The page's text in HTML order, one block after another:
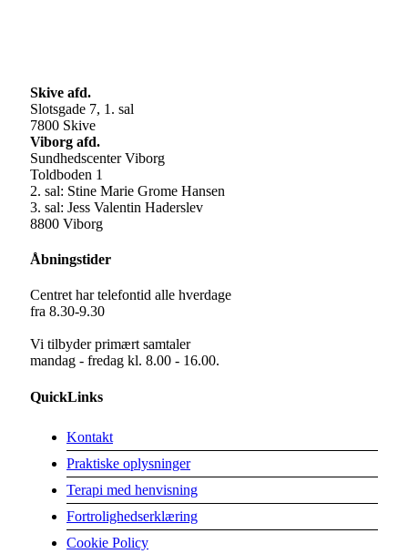
Skive afd.
Slotsgade 7, 1. sal
7800 Skive
Viborg afd.
Sundhedscenter Viborg
Toldboden 1
2. sal: Stine Marie Grome Hansen
3. sal: Jess Valentin Haderslev
8800 Viborg
Åbningstider
Centret har telefontid alle hverdage
fra 8.30-9.30
Vi tilbyder primært samtaler
mandag - fredag kl. 8.00 - 16.00.
QuickLinks
Kontakt
Praktiske oplysninger
Terapi med henvisning
Fortrolighedserklæring
Cookie Policy